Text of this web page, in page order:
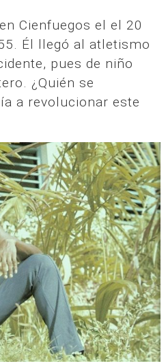
Cienfuegos el el 20
Él llegó al atletismo
pues de niño
¿Quién se
a revolucionar este